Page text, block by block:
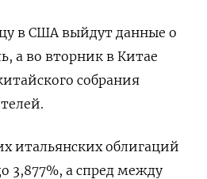
в США выйдут данные о
а во вторник в Китае
собрания
итальянских облигаций
3,877%, а спред между